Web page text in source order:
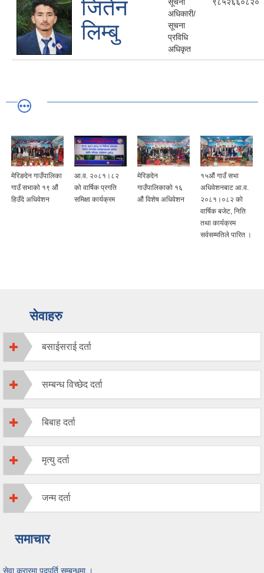
जितेन
लिम्बु
अधिकारी/
सूचना
प्रविधि
अधिकृत
मेरिङदेन गाउँपालिका
गाउँ सभाको १९ औं
हिउँदे अधिवेशन
आ.व. २०८१।८२
को वार्षिक प्रगति
समिक्षा कार्यक्रम
मेरिङदेन
गाउँपालिकाको १६
औं विशेष अधिवेशन
१५औं गाउँ सभा
अधिवेशनबाट आ.व.
२०८१।०८२ को
वार्षिक बजेट, निति
तथा कार्यक्रम
सर्वसम्मतिले पारित ।
सेवाहरु
बसाईसराई दर्ता
सम्बन्ध विच्छेद दर्ता
बिबाह दर्ता
मृत्यु दर्ता
जन्म दर्ता
समाचार
सेवा करारमा पदपूर्ति सम्बन्धमा ।